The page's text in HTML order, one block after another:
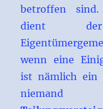
betroffen
dient
wenn eine
ist nämlich ein
niemand